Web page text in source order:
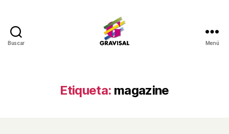
Buscar Menú
Etiqueta: magazine